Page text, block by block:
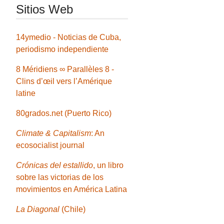
Sitios Web
14ymedio - Noticias de Cuba,
periodismo independiente
8 Méridiens ∞ Parallèles 8 -
Clins d’œil vers l’Amérique
latine
80grados.net (Puerto Rico)
Climate & Capitalism: An
ecosocialist journal
Crónicas del estallido, un libro
sobre las victorias de los
movimientos en América Latina
La Diagonal (Chile)